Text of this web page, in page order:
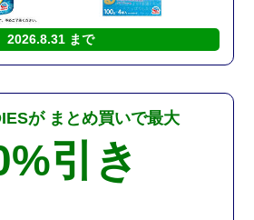
2026.8.31 まで
が まとめ買いで最大
引き